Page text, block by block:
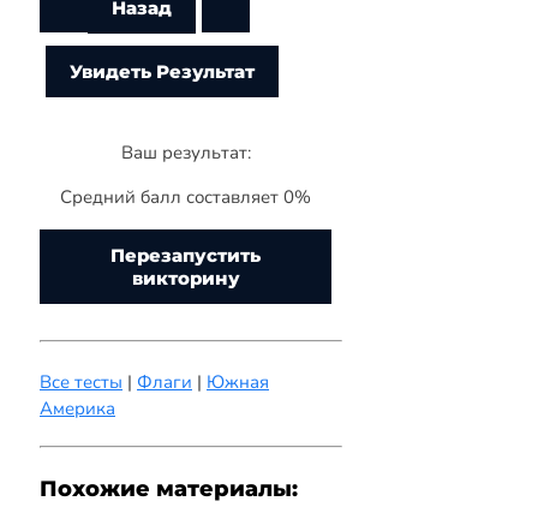
Ваш результат:
Средний балл составляет 0%
Перезапустить
викторину
Все тесты | Флаги | Южная
Америка
Похожие материалы: